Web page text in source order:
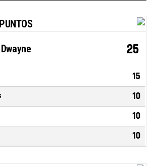
PUNTOS
25
15
10
10
10